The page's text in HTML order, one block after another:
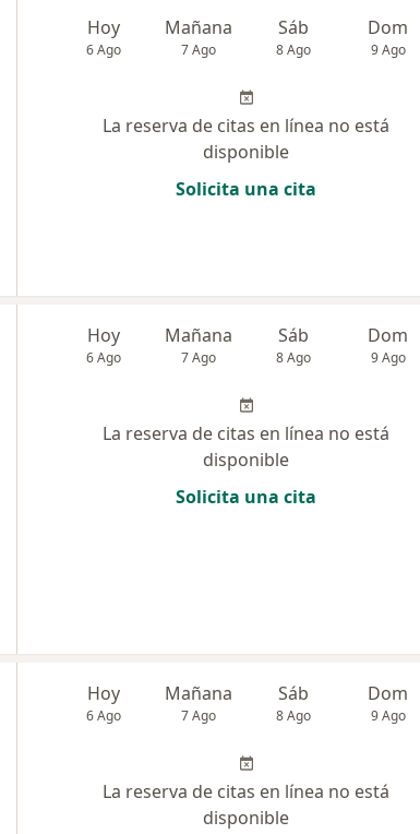
Hoy
6 Ago
Mañana
7 Ago
Sáb
8 Ago
Dom
9 Ago
La reserva de citas en línea no está
disponible
Solicita una cita
Hoy
6 Ago
Mañana
7 Ago
Sáb
8 Ago
Dom
9 Ago
La reserva de citas en línea no está
disponible
Solicita una cita
Hoy
6 Ago
Mañana
7 Ago
Sáb
8 Ago
Dom
9 Ago
La reserva de citas en línea no está
disponible